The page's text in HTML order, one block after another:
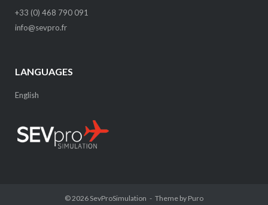
+33 (0) 468 790 091
info@sevpro.fr
LANGUAGES
English
© 2026 SevProSimulation Theme by Puro